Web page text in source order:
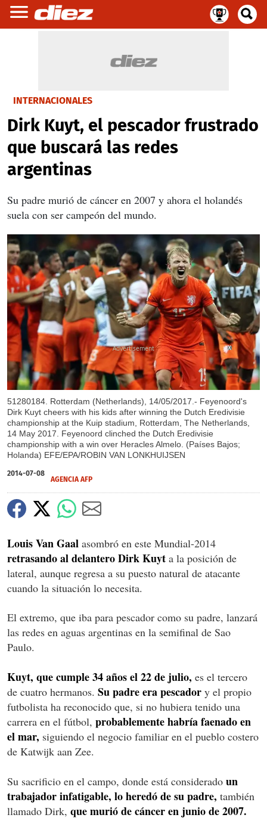
INTERNACIONALES
Dirk Kuyt, el pescador frustrado
que buscará las redes
argentinas
Su padre murió de cáncer en 2007 y ahora el holandés
suela con ser campeón del mundo.
51280184. Rotterdam (Netherlands), 14/05/2017.- Feyenoord's
Dirk Kuyt cheers with his kids after winning the Dutch Eredivisie
championship at the Kuip stadium, Rotterdam, The Netherlands,
14 May 2017. Feyenoord clinched the Dutch Eredivisie
championship with a win over Heracles Almelo. (Países Bajos;
Holanda) EFE/EPA/ROBIN VAN LONKHUIJSEN
X
2014-07-08
AGENCIA AFP
Louis Van Gaal asombró en este Mundial-2014
retrasando al delantero Dirk Kuyt a la posición de
lateral, aunque regresa a su puesto natural de atacante
cuando la situación lo necesita.
El extremo, que iba para pescador como su padre, lanzará
las redes en aguas argentinas en la semifinal de Sao
Paulo.
Kuyt, que cumple 34 años el 22 de julio, es el tercero
de cuatro hermanos. Su padre era pescador y el propio
futbolista ha reconocido que, si no hubiera tenido una
carrera en el fútbol, probablemente habría faenado en
el mar, siguiendo el negocio familiar en el pueblo costero
de Katwijk aan Zee.
Su sacrificio en el campo, donde está considerado un
trabajador infatigable, lo heredó de su padre, también
llamado Dirk, que murió de cáncer en junio de 2007.